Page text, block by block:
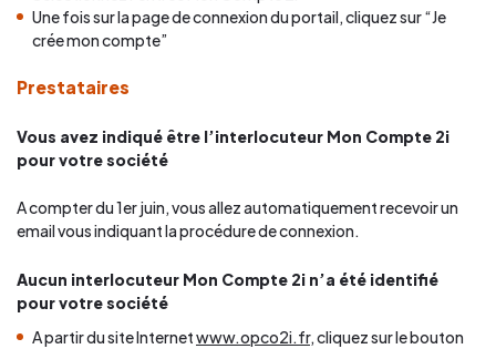
Une fois sur la page de connexion du portail, cliquez sur “Je
crée mon compte”
Prestataires
Vous avez indiqué être l’interlocuteur Mon Compte 2i
pour votre société
A compter du 1er juin, vous allez automatiquement recevoir un
email vous indiquant la procédure de connexion.
Aucun interlocuteur Mon Compte 2i n’a été identifié
pour votre société
A partir du site Internetwww.opco2i.fr, cliquez sur le bouton